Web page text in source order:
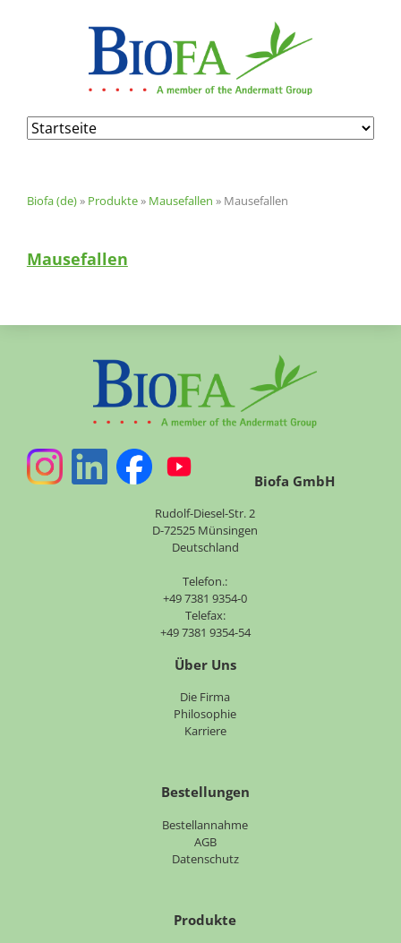
Navigation
überspringen
Biofa (de)» Produkte» Mausefallen » Mausefallen
Mausefallen
Biofa GmbH
Rudolf-Diesel-Str. 2
D-72525 Münsingen
Deutschland
Telefon.:
+49 7381 9354-0
Telefax:
+49 7381 9354-54
Über Uns
Die Firma
Philosophie
Karriere
Bestellungen
Bestellannahme
AGB
Datenschutz
Produkte